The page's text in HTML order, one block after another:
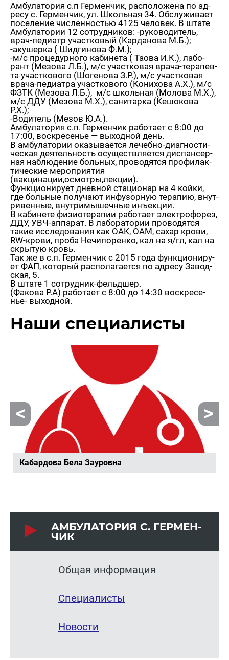
Ам­бу­ла­то­рия с.п Гер­мен­чик, рас­по­ло­же­на по ад­
ре­су с. Гер­мен­чик, ул. Школь­ная 34. Об­слу­жи­ва­ет
по­се­ле­ние чис­лен­но­стью 4125 че­ло­век. В штате
Ам­бу­ла­то­рии 12 со­труд­ни­ков: -ру­ко­во­ди­тель,
врач-пе­ди­атр участ­ко­вый (Кар­да­но­ва М.Б.);
-аку­шер­ка ( Шид­ги­но­ва Ф.М.);
-м/с про­це­дур­но­го ка­би­не­та ( Таова И.К.), ла­бо­
рант (Ме­зо­ва Л.Б.), м/с участ­ко­вая вра­ча-те­ра­пев­
та участ­ко­во­го (Шо­ге­но­ва З.Р.), м/с участ­ко­вая
вра­ча-пе­ди­ат­ра участ­ко­во­го (Ко­ни­хо­ва А.Х.), м/с
ФЗТК (Ме­зо­ва Л.Б.), м/с школь­ная (Мо­ло­ва М.Х.),
м/с ДДУ (Ме­зо­ва М.Х.), са­ни­тар­ка (Ке­шо­ко­ва
Р.Х.);
-Во­ди­тель (Мезов Ю.А.).
Ам­бу­ла­то­рия с.п. Гер­мен­чик ра­бо­та­ет с 8:00 до
17:00, вос­кре­се­нье — вы­ход­ной день.
В ам­бу­ла­то­рии ока­зы­ва­ет­ся ле­чеб­но-ди­а­гно­сти­
че­ская де­я­тель­ность осу­ществ­ля­ет­ся дис­пан­сер­
ная на­блю­де­ние боль­ных, про­во­дят­ся про­фи­лак­
ти­че­ские ме­ро­при­я­тия
(вак­ци­на­ции,осмот­ры,лек­ции).
Функ­ци­о­ни­ру­ет днев­ной ста­ци­о­нар на 4 койки,
где боль­ные по­лу­ча­ют ин­фу­зор­ную те­ра­пию, внут­
ри­вен­ные, внут­ри­мы­шеч­ные инъ­ек­ции.
В ка­би­не­те фи­зио­те­ра­пии ра­бо­та­ет элек­тро­фо­рез,
ДДУ, УВЧ-ап­па­рат. В ла­бо­ра­то­рии про­во­дят­ся
такие ис­сле­до­ва­ния как ОАК, ОАМ, сахар крови,
RW-кро­ви, проба Нечи­по­рен­ко, кал на я/гл, кал на
скры­тую кровь.
Так же в с.п. Гер­мен­чик с 2015 года функ­ци­о­ни­ру­
ет ФАП, ко­то­рый рас­по­ла­га­ет­ся по ад­ре­су За­вод­
ская, 5.
В штате 1 со­труд­ник-фельд­шер.
(Фа­ко­ва Р.А) ра­бо­та­ет с 8:00 до 14:30 вос­кре­се­
нье- вы­ход­ной.
Наши спе­ци­а­ли­сты
Ка­бар­до­ва Бела За­уров­на
АМ­БУ­ЛА­ТО­РИЯ С. ГЕР­МЕН­
ЧИК
Общая информация
Специалисты
Новости